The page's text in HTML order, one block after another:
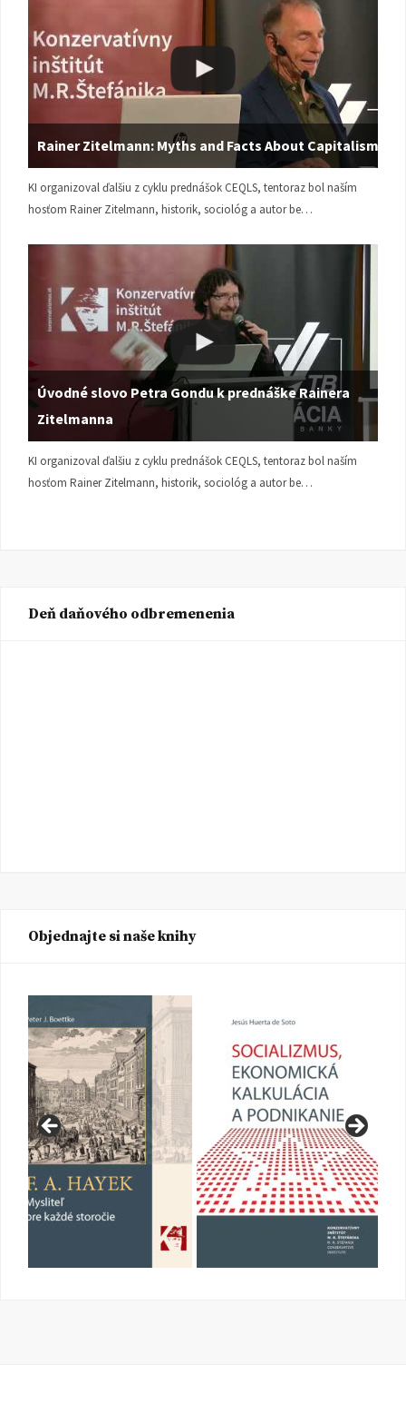
Rainer Zitelmann: Myths and Facts About Capitalism
KI organizoval ďalšiu z cyklu prednášok CEQLS, tentoraz bol naším
hosťom Rainer Zitelmann, historik, sociológ a autor be…
Úvodné slovo Petra Gondu k prednáške Rainera
Zitelmanna
KI organizoval ďalšiu z cyklu prednášok CEQLS, tentoraz bol naším
hosťom Rainer Zitelmann, historik, sociológ a autor be…
Deň daňového odbremenenia
Objednajte si naše knihy